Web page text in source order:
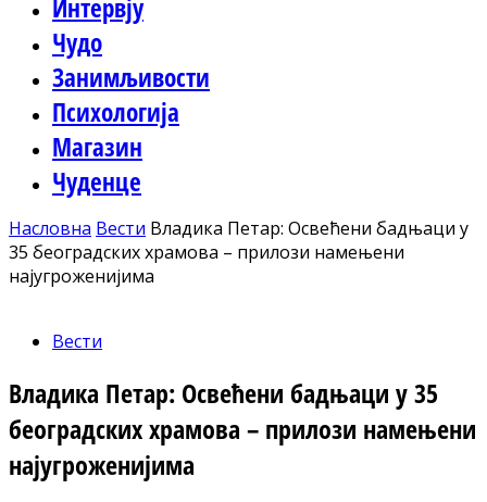
Интервју
Чудо
Занимљивости
Психологија
Магазин
Чуденце
Насловна Вести Владика Петар: Освећени бадњаци у
35 београдских храмова – прилози намењени
најугроженијима
Вести
Владика Петар: Освећени бадњаци у 35
београдских храмова – прилози намењени
најугроженијима